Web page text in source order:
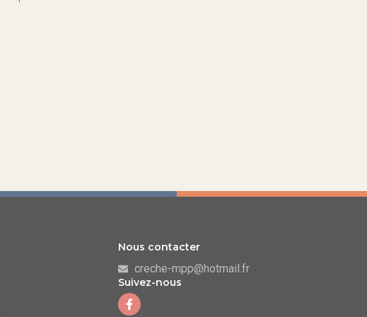
Nous contacter
creche-mpp@hotmail.fr
Suivez-nous